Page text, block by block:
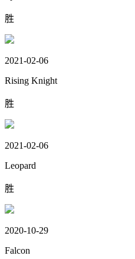
胜
2021-02-06
Rising Knight
胜
2021-02-06
Leopard
胜
2020-10-29
Falcon